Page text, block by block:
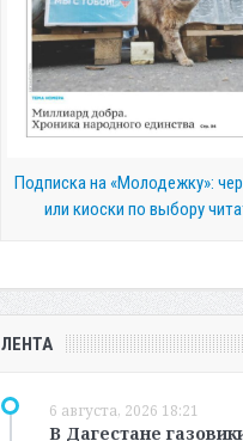
Подписка на «Молодежку»:
или киоски по выбору
ЛЕНТА
6 августа, 2026 18:21
В Дагестане